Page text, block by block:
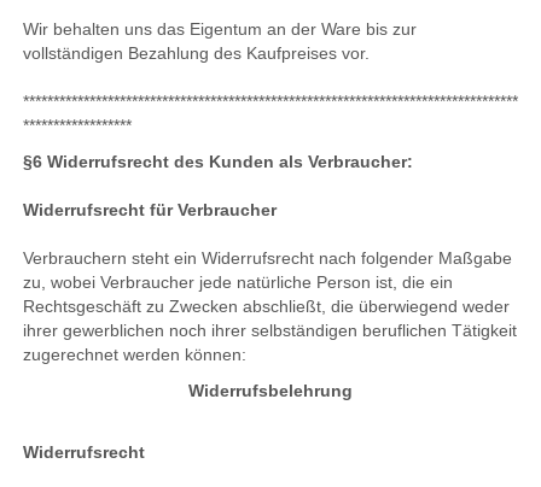
Wir behalten uns das Eigentum an der Ware bis zur
vollständigen Bezahlung des Kaufpreises vor.
**********************************************************************************
******************
§6 Widerrufsrecht des Kunden als Verbraucher:
Widerrufsrecht für Verbraucher
Verbrauchern steht ein Widerrufsrecht nach folgender Maßgabe
zu, wobei Verbraucher jede natürliche Person ist, die ein
Rechtsgeschäft zu Zwecken abschließt, die überwiegend weder
ihrer gewerblichen noch ihrer selbständigen beruflichen Tätigkeit
zugerechnet werden können:
Widerrufsbelehrung
Widerrufsrecht